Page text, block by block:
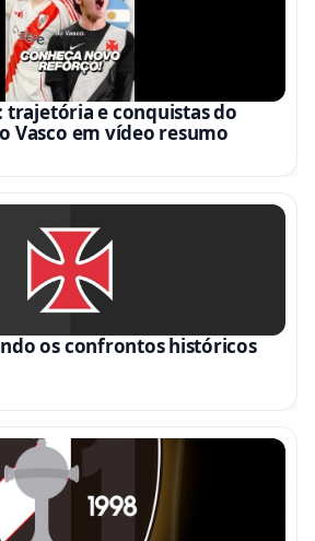
trajetória e conquistas do
Vasco em vídeo resumo
os confrontos históricos